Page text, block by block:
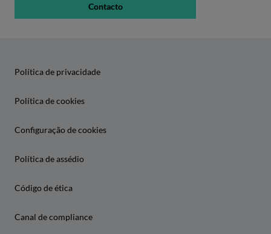
Contacto
Política de privacidade
Política de cookies
Configuração de cookies
Política de assédio
Código de ética
Canal de compliance